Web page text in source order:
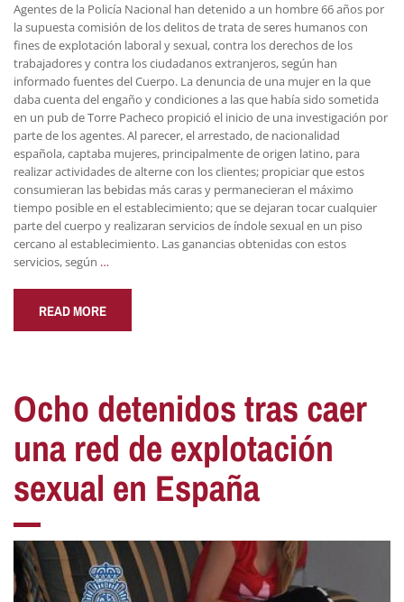
Agentes de la Policía Nacional han detenido a un hombre 66 años por
la supuesta comisión de los delitos de trata de seres humanos con
fines de explotación laboral y sexual, contra los derechos de los
trabajadores y contra los ciudadanos extranjeros, según han
informado fuentes del Cuerpo. La denuncia de una mujer en la que
daba cuenta del engaño y condiciones a las que había sido sometida
en un pub de Torre Pacheco propició el inicio de una investigación por
parte de los agentes. Al parecer, el arrestado, de nacionalidad
española, captaba mujeres, principalmente de origen latino, para
realizar actividades de alterne con los clientes; propiciar que estos
consumieran las bebidas más caras y permanecieran el máximo
tiempo posible en el establecimiento; que se dejaran tocar cualquier
parte del cuerpo y realizaran servicios de índole sexual en un piso
cercano al establecimiento. Las ganancias obtenidas con estos
servicios, según …
READ MORE
Ocho detenidos tras caer
una red de explotación
sexual en España